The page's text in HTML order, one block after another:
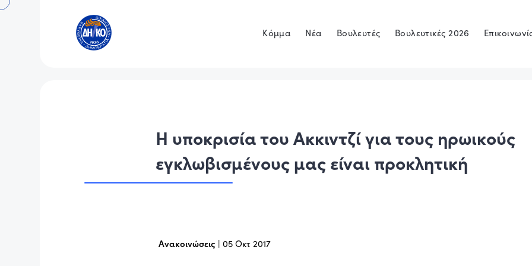
Κόμμα Νέα Βουλευτές Βουλευτικές 2026
Η υποκρισία του Ακκιντζί για τους ηρωικούς
εγκλωβισμένους μας είναι προκλητική
Ανακοινώσεις | 05 Οκτ 2017